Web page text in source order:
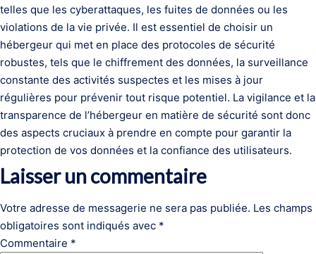
telles que les cyberattaques, les fuites de données ou les
violations de la vie privée. Il est essentiel de choisir un
hébergeur qui met en place des protocoles de sécurité
robustes, tels que le chiffrement des données, la surveillance
constante des activités suspectes et les mises à jour
régulières pour prévenir tout risque potentiel. La vigilance et la
transparence de l’hébergeur en matière de sécurité sont donc
des aspects cruciaux à prendre en compte pour garantir la
protection de vos données et la confiance des utilisateurs.
Laisser un commentaire
Votre adresse de messagerie ne sera pas publiée. Les champs
obligatoires sont indiqués avec *
Commentaire *